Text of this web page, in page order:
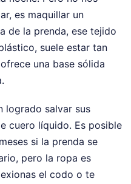
es maquillar un
de la prenda, ese tejido
suele estar tan
una base sólida
logrado salvar sus
cuero líquido. Es posible
si la prenda se
pero la ropa es
el codo o te